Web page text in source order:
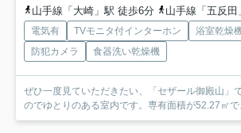
山手線「大崎」駅 徒歩6分
山手線「五反
電気有 TVモニタ付インターホン 浴室乾燥
防犯カメラ
食器洗い乾燥機
ぜひ一度見ていただきたい、「セザール御殿山」
のでゆとりのある室内です。専有面積が52.27㎡で